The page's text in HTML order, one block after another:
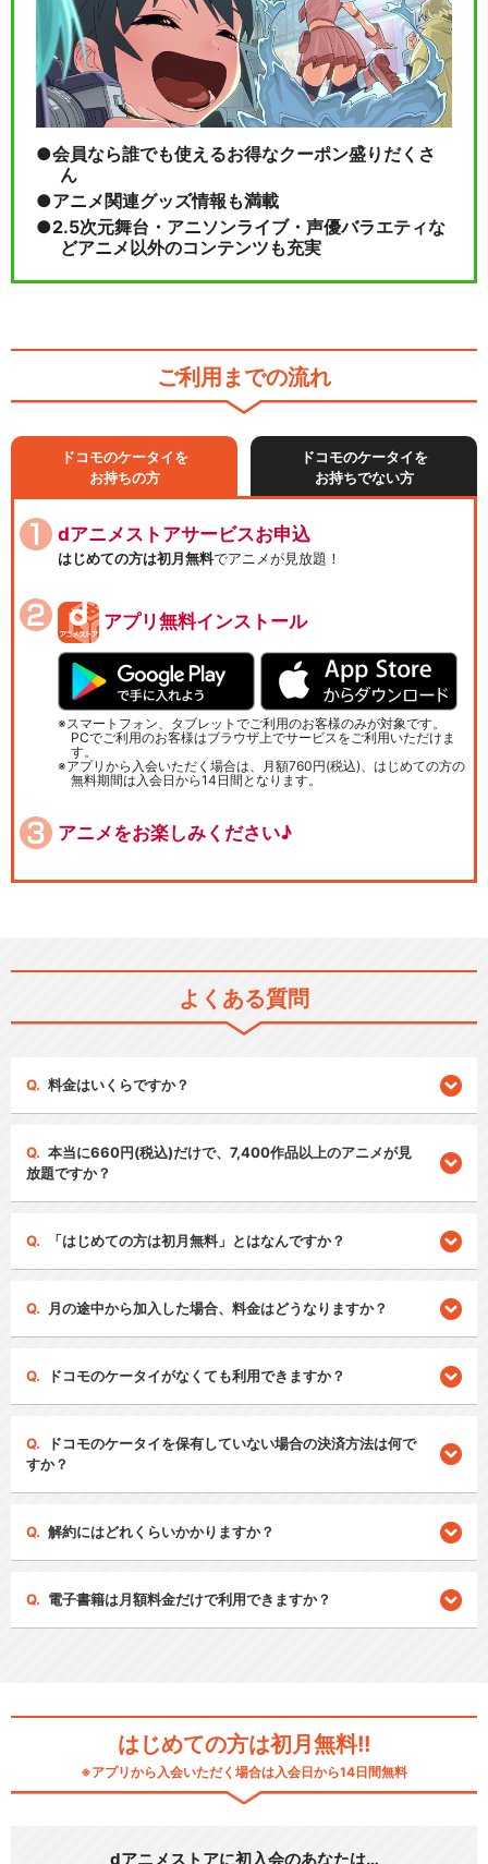
会員なら誰でも使えるお得なクーポン盛りだくさ
ん
アニメ関連グッズ情報も満載
2.5次元舞台・アニソンライブ・声優バラエティな
どアニメ以外のコンテンツも充実
ご利用までの流れ
ドコモのケータイを
お持ちの方
ドコモのケータイを
お持ちでない方
dアニメストアサービスお申込
はじめての方は初月無料でアニメが見放題！
アプリ無料インストール
スマートフォン、タブレットでご利用のお客様のみが対象です。
PCでご利用のお客様はブラウザ上でサービスをご利用いただけま
す。
アプリから入会いただく場合は、月額760円(税込)、はじめての方の
無料期間は入会日から14日間となります。
アニメをお楽しみください♪
よくある質問
料金はいくらですか？
本当に660円(税込)だけで、7,400作品以上のアニメが見
放題ですか？
「はじめての方は初月無料」とはなんですか？
月の途中から加入した場合、料金はどうなりますか？
ドコモのケータイがなくても利用できますか？
ドコモのケータイを保有していない場合の決済方法は何で
すか？
解約にはどれくらいかかりますか？
電子書籍は月額料金だけで利用できますか？
はじめての方は初月無料!!
※アプリから入会いただく場合は入会日から14日間無料
dアニメストアに初入会のあなたは…